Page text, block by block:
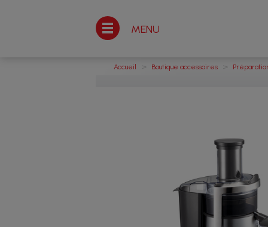
MENU
Accueil > Boutique accessoires